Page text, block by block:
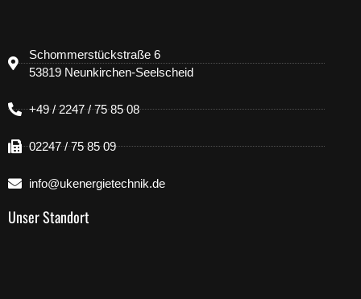
Schommerstückstraße 6
53819 Neunkirchen-Seelscheid
+49 / 2247 / 75 85 08
02247 / 75 85 09
info@ukenergietechnik.de
Unser Standort